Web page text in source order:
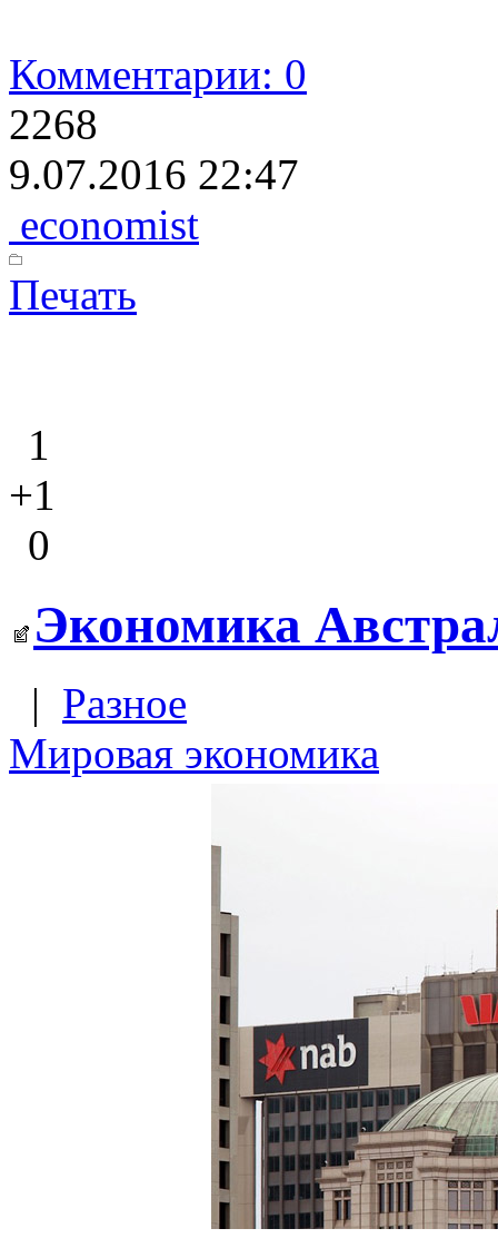
Комментарии: 0
2268
9.07.2016 22:47
economist
Печать
1
+1
0
Экономика
| Разное
Мировая экономика